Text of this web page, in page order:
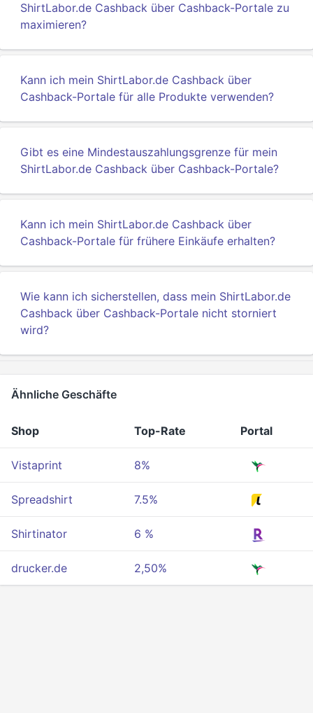
ShirtLabor.de Cashback über Cashback-Portale zu
maximieren?
Kann ich mein ShirtLabor.de Cashback über
Cashback-Portale für alle Produkte verwenden?
Gibt es eine Mindestauszahlungsgrenze für mein
ShirtLabor.de Cashback über Cashback-Portale?
Kann ich mein ShirtLabor.de Cashback über
Cashback-Portale für frühere Einkäufe erhalten?
Wie kann ich sicherstellen, dass mein ShirtLabor.de
Cashback über Cashback-Portale nicht storniert
wird?
Ähnliche Geschäfte
Shop Top-Rate Portal
Vistaprint 8%
Spreadshirt 7.5%
Shirtinator 6 %
drucker.de 2,50%